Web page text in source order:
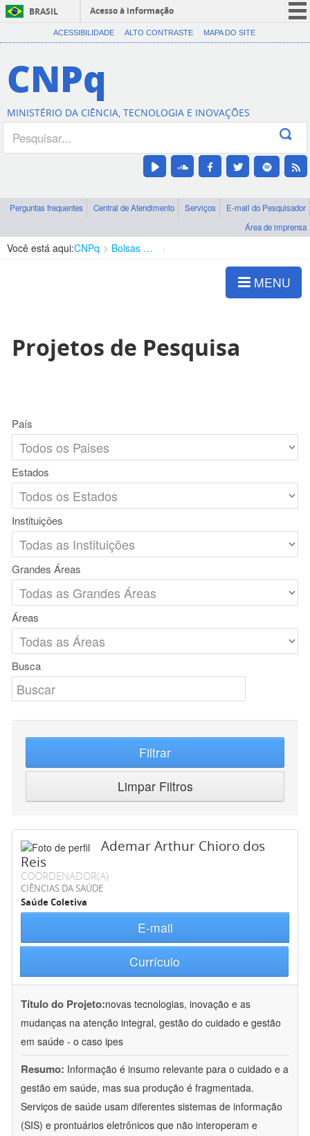
BRASIL
Acesso à informação
CORONAVÍRUS (COVID-19)
Canais
ACESSIBILIDADE ALTO CONTRASTE MAPA DO SITE
CNPq
MINISTÉRIO DA CIÊNCIA, TECNOLOGIA E INOVAÇÕES
Perguntas frequentes Central de Atendimento Serviços
E-mail do Pesquisador
Área de imprensa
Você está aqui:CNPq Bolsas e Auxílios Vigentes
MENU
Projetos de Pesquisa
País
Estados
Instituições
Grandes Áreas
Áreas
Busca
Filtrar
Limpar Filtros
Ademar Arthur Chioro dos
Reis
COORDENADOR(A)
CIÊNCIAS DA SAÚDE
Saúde Coletiva
E-mail
Currículo
Título do Projeto:novas tecnologias, inovação e as
mudanças na atenção integral, gestão do cuidado e gestão
em saúde - o caso ipes
Resumo: Informação é insumo relevante para o cuidado e a
gestão em saúde, mas sua produção é fragmentada.
Serviços de saúde usam diferentes sistemas de informação
(SIS) e prontuários eletrônicos que não interoperam e